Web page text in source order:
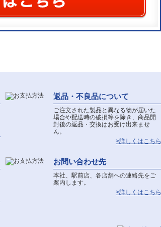
返品・不良品について
ご注文された製品と異なる物が届いた
場合や配送時の破損等を除き、商品開
封後の返品・交換はお受け出来ませ
ん。
>詳しくはこちら
お問い合わせ先
本社、駅前店、各店舗への連絡先をご
案内します。
>詳しくはこちら